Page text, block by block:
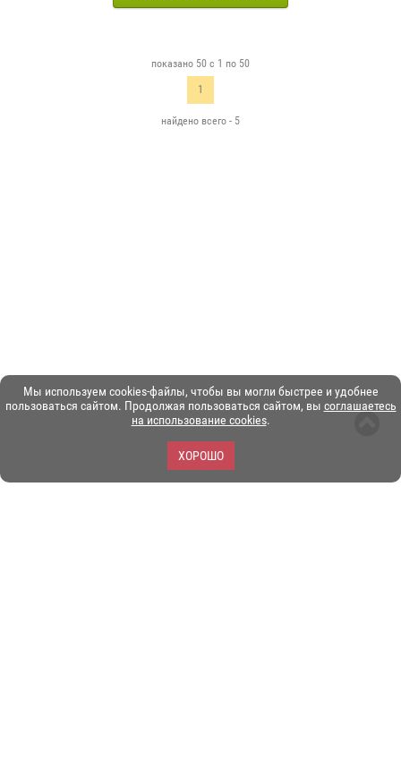
Мы используем cookies-файлы, чтобы вы могли быстрее и удобнее
пользоваться сайтом. Продолжая пользоваться сайтом, вы соглашаетесь
на использование cookies.
ХОРОШО
показано 50 с 1 по 50
1
найдено всего - 5